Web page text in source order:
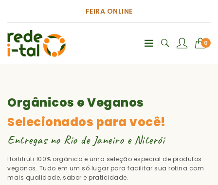
FEIRA ONLINE
0
Orgânicos e Veganos
Selecionados para você!
Entregas no Rio de Janeiro e Niterói
Hortifruti 100% orgânico e uma seleção especial de produtos
veganos. Tudo em um só lugar para facilitar sua rotina com
mais qualidade, sabor e praticidade.